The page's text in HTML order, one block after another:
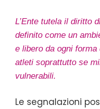
L’Ente tutela il diritto
definito come un
e libero da ogni
atleti soprattutto se
vulnerabili.
Le segnalazioni